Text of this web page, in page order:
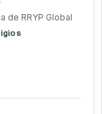
de RRYP Global